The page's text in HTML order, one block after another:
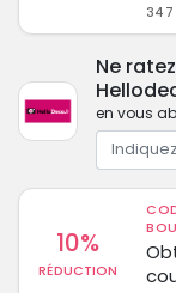
347
Ne
en vous
10%
RÉDUCTION